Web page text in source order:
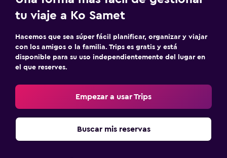
tu viaje a Ko Samet
Hacemos que sea súper fácil planificar, organizar y viajar
con los amigos o la familia. Trips es gratis y está
disponible para su uso independientemente del lugar en
el que reserves.
Empezar a usar Trips
Buscar mis reservas